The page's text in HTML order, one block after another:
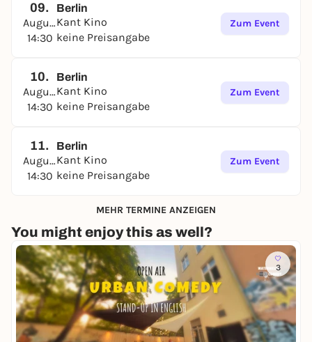
09.
August
14:30
Berlin
Kant Kino
keine Preisangabe
Zum Event
10.
August
14:30
Berlin
Kant Kino
keine Preisangabe
Zum Event
11.
August
14:30
Berlin
Kant Kino
keine Preisangabe
Zum Event
MEHR TERMINE ANZEIGEN
You might enjoy this as well?
3